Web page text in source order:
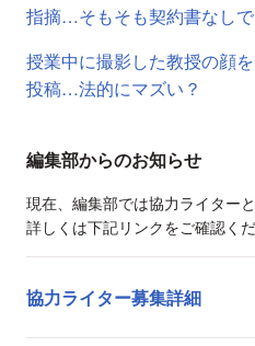
指摘…そもそも契約書なしで
授業中に撮影した教授の顔
投稿…法的にマズい？
編集部からのお知らせ
現在、編集部では協力ライター
詳しくは下記リンクをご確認くだ
協力ライター募集詳細